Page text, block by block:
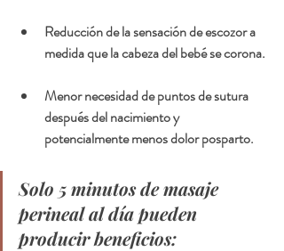
Reducción de la sensación de escozor a
medida que la cabeza del bebé se corona.
Menor necesidad de puntos de sutura
después del nacimiento y
potencialmente menos dolor posparto.
Solo 5 minutos de masaje
perineal al día pueden
producir beneficios: